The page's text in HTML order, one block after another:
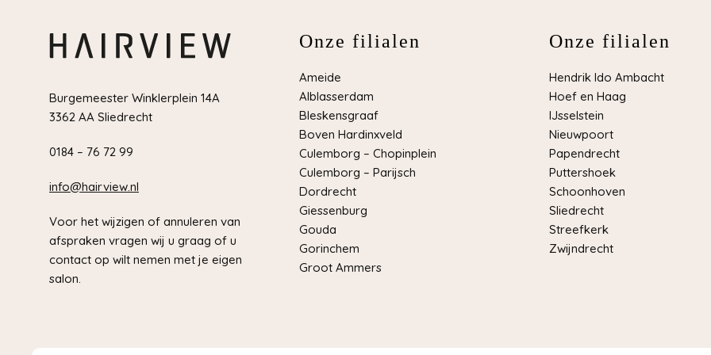
Burgemeester Winklerplein 14A
3362 AA Sliedrecht
0184 – 76 72 99
info@hairview.nl
Voor het wijzigen of annuleren van
afspraken vragen wij u graag of u
contact op wilt nemen met je eigen
salon.
Onze filialen
Ameide
Alblasserdam
Bleskensgraaf
Boven Hardinxveld
Culemborg – Chopinplein
Culemborg – Parijsch
Dordrecht
Giessenburg
Gouda
Gorinchem
Groot Ammers
Onze filialen
Hendrik Ido Ambacht
Hoef en Haag
IJsselstein
Nieuwpoort
Papendrecht
Puttershoek
Schoonhoven
Sliedrecht
Streefkerk
Zwijndrecht